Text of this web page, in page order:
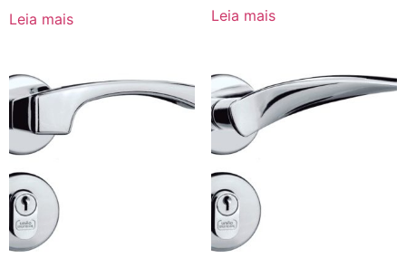
Leia mais Leia mais